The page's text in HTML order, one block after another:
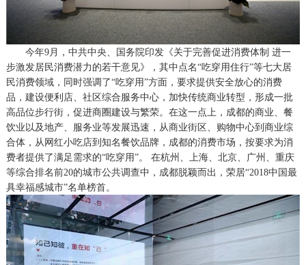
今年9月，中共中央、国务院印发《关于完善促进消费体制 进一
步激发居民消费潜力的若干意见》，其中点名“吃穿用住行”等七大居
民消费领域，同时强调了“吃穿用”方面，要求提供安全放心的消费
品，建设便利店、社区综合服务中心，加快传统商业转型，形成一批
高品位步行街，促进商圈建设与繁荣。在这一点上，成都的商业、餐
饮业以及地产、服务业等发展迅速，从商业街区、购物中心到商业综
合体，从网红小吃店到知名餐饮品牌，成都的消费市场，按要求为消
费者提供了满足需求的“吃穿用”。 在杭州、上海、北京、广州、重庆
等综合排名前20的城市公共调查中，成都脱颖而出，荣居“2018中国最
具幸福感城市”名单榜首。